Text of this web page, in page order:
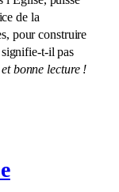
de la
pour construire
t-il pas
bonne lecture !